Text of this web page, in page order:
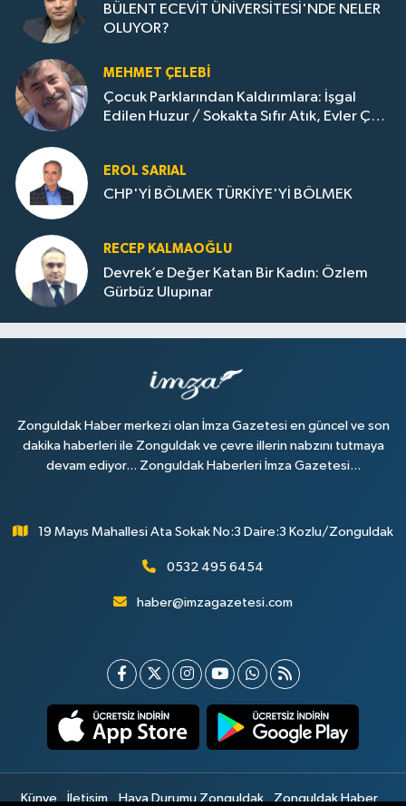
BÜLENT ECEVİT ÜNİVERSİTESİ'NDE NELER
OLUYOR?
MEHMET ÇELEBI
Çocuk Parklarından Kaldırımlara: İşgal
Edilen Huzur / Sokakta Sıfır Atık, Evler Çöp
EROL SARIAL
CHP'Yİ BÖLMEK TÜRKİYE'Yİ BÖLMEK
RECEP KALMAOĞLU
Devrek’e Değer Katan Bir Kadın: Özlem
Gürbüz Ulupınar
Zonguldak Haber merkezi olan İmza Gazetesi en güncel ve son
dakika haberleri ile Zonguldak ve çevre illerin nabzını tutmaya
devam ediyor... Zonguldak Haberleri İmza Gazetesi...
19 Mayıs Mahallesi Ata Sokak No:3 Daire:3 Kozlu/Zonguldak
0532 495 6454
haber@imzagazetesi.com
Künye İletişim Hava Durumu Zonguldak Zonguldak Haber